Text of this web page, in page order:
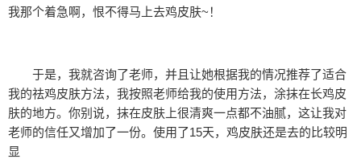
我那个着急啊，恨不得马上去鸡皮肤~！
于是，我就咨询了老师，并且让她根据我的情况推荐了适合
我的祛鸡皮肤方法，我按照老师给我的使用方法，涂抹在长鸡皮
肤的地方。你别说，抹在皮肤上很清爽一点都不油腻，这让我对
老师的信任又增加了一份。使用了15天，鸡皮肤还是去的比较明
显